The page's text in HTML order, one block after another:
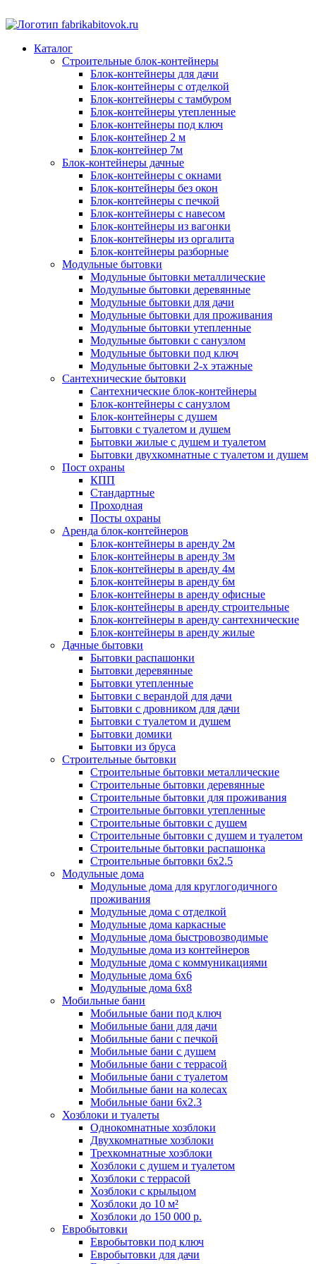
Каталог
Строительные блок-контейнеры
Блок-контейнеры для дачи
Блок-контейнеры с отделкой
Блок-контейнеры с тамбуром
Блок-контейнеры утепленные
Блок-контейнеры под ключ
Блок-контейнер 2 м
Блок-контейнер 7м
Блок-контейнеры дачные
Блок-контейнеры с окнами
Блок-контейнеры без окон
Блок-контейнеры с печкой
Блок-контейнеры с навесом
Блок-контейнеры из вагонки
Блок-контейнеры из оргалита
Блок-контейнеры разборные
Модульные бытовки
Модульные бытовки металлические
Модульные бытовки деревянные
Модульные бытовки для дачи
Модульные бытовки для проживания
Модульные бытовки утепленные
Модульные бытовки с санузлом
Модульные бытовки под ключ
Модульные бытовки 2-х этажные
Сантехнические бытовки
Сантехнические блок-контейнеры
Блок-контейнеры с санузлом
Блок-контейнеры с душем
Бытовки с туалетом и душем
Бытовки жилые с душем и туалетом
Бытовки двухкомнатные с туалетом и душем
Пост охраны
КПП
Стандартные
Проходная
Посты охраны
Аренда блок-контейнеров
Блок-контейнеры в аренду 2м
Блок-контейнеры в аренду 3м
Блок-контейнеры в аренду 4м
Блок-контейнеры в аренду 6м
Блок-контейнеры в аренду офисные
Блок-контейнеры в аренду строительные
Блок-контейнеры в аренду сантехнические
Блок-контейнеры в аренду жилые
Дачные бытовки
Бытовки распашонки
Бытовки деревянные
Бытовки утепленные
Бытовки с верандой для дачи
Бытовки с дровником для дачи
Бытовки с туалетом и душем
Бытовки домики
Бытовки из бруса
Строительные бытовки
Строительные бытовки металлические
Строительные бытовки деревянные
Строительные бытовки для проживания
Строительные бытовки утепленные
Строительные бытовки с душем
Строительные бытовки с душем и туалетом
Строительные бытовки распашонка
Строительные бытовки 6x2.5
Модульные дома
Модульные дома для круглогодичного
проживания
Модульные дома с отделкой
Модульные дома каркасные
Модульные дома быстровозводимые
Модульные дома из контейнеров
Модульные дома с коммуникациями
Модульные дома 6x6
Модульные дома 6x8
Мобильные бани
Мобильные бани под ключ
Мобильные бани для дачи
Мобильные бани с печкой
Мобильные бани с душем
Мобильные бани с террасой
Мобильные бани с туалетом
Мобильные бани на колесах
Мобильные бани 6х2.3
Хозблоки и туалеты
Однокомнатные хозблоки
Двухкомнатные хозблоки
Трехкомнатные хозблоки
Хозблоки с душем и туалетом
Хозблоки с террасой
Хозблоки с крыльцом
Хозблоки до 10 м²
Хозблоки до 150 000 р.
Евробытовки
Евробытовки под ключ
Евробытовки для дачи
Строительные блок-контейнеры
Блок-контейнеры для дачи
Блок-контейнеры с отделкой
Блок-контейнеры с тамбуром
Блок-контейнеры утепленные
Блок-контейнеры под ключ
Блок-контейнер 2 м
Блок-контейнер 7м
Блок-контейнеры дачные
Блок-контейнеры с окнами
Блок-контейнеры без окон
Блок-контейнеры с печкой
Блок-контейнеры с навесом
Блок-контейнеры из вагонки
Блок-контейнеры из оргалита
Блок-контейнеры разборные
Модульные бытовки
Модульные бытовки металлические
Модульные бытовки деревянные
Модульные бытовки для дачи
Модульные бытовки для проживания
Модульные бытовки утепленные
Модульные бытовки с санузлом
Модульные бытовки под ключ
Модульные бытовки 2-х этажные
Сантехнические бытовки
Сантехнические блок-контейнеры
Блок-контейнеры с санузлом
Блок-контейнеры с душем
Бытовки с туалетом и душем
Бытовки жилые с душем и туалетом
Бытовки двухкомнатные с туалетом и душем
Пост охраны
КПП
Стандартные
Проходная
Посты охраны
Аренда блок-контейнеров
Блок-контейнеры в аренду 2м
Блок-контейнеры в аренду 3м
Блок-контейнеры в аренду 4м
Блок-контейнеры в аренду 6м
Блок-контейнеры в аренду офисные
Блок-контейнеры в аренду строительные
Блок-контейнеры в аренду сантехнические
Дачные бытовки
Бытовки распашонки
Бытовки деревянные
Бытовки утепленные
Бытовки с верандой для дачи
Бытовки с дровником для дачи
Строительные бытовки
Строительные бытовки металлические
Строительные бытовки деревянные
Строительные бытовки для проживания
Модульные дома
Модульные дома для круглогодичного
проживания
Мобильные бани